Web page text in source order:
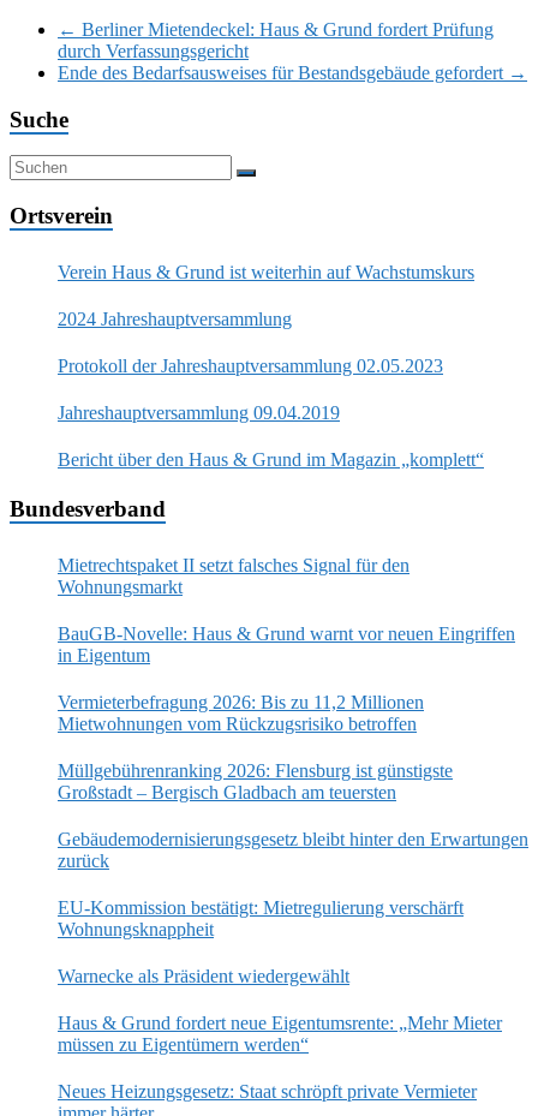
← Berliner Mietendeckel: Haus & Grund fordert Prüfung
durch Verfassungsgericht
Ende des Bedarfsausweises für Bestandsgebäude gefordert →
Suche
Ortsverein
Verein Haus & Grund ist weiterhin auf Wachstumskurs
2024 Jahreshauptversammlung
Protokoll der Jahreshauptversammlung 02.05.2023
Jahreshauptversammlung 09.04.2019
Bericht über den Haus & Grund im Magazin „komplett“
Bundesverband
Mietrechtspaket II setzt falsches Signal für den
Wohnungsmarkt
BauGB-Novelle: Haus & Grund warnt vor neuen Eingriffen
in Eigentum
Vermieterbefragung 2026: Bis zu 11,2 Millionen
Mietwohnungen vom Rückzugsrisiko betroffen
Müllgebührenranking 2026: Flensburg ist günstigste
Großstadt – Bergisch Gladbach am teuersten
Gebäudemodernisierungsgesetz bleibt hinter den Erwartungen
zurück
EU-Kommission bestätigt: Mietregulierung verschärft
Wohnungsknappheit
Warnecke als Präsident wiedergewählt
Haus & Grund fordert neue Eigentumsrente: „Mehr Mieter
müssen zu Eigentümern werden“
Neues Heizungsgesetz: Staat schröpft private Vermieter